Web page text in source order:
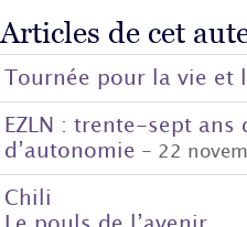
Articles de cet
Tournée pour la vie et
EZLN : trente-sept ans
d’autonomie - 22
Chili